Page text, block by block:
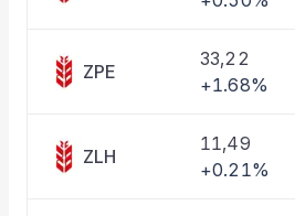
ZPE
33,22
+1.68%
ZLH
11,49
+0.21%